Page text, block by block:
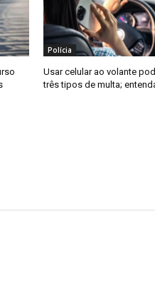
Polícia
Usar celular ao volante
três tipos de multa;